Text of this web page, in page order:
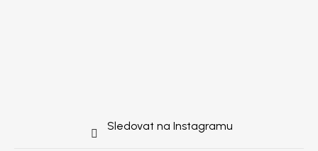
Sledovat na Instagramu